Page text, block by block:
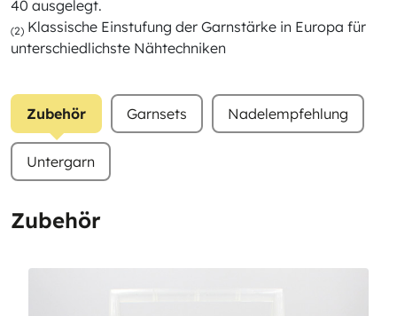
40 ausgelegt.
(2) Klassische Einstufung der Garnstärke in Europa für
unterschiedlichste Nähtechniken
Zubehör Garnsets Nadelempfehlung
Untergarn
Zubehör